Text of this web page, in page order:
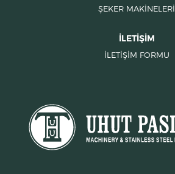
ŞEKER MAKİNELERİ
İLETİŞİM
İLETİŞİM FORMU